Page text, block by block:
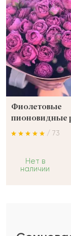
Фиолетовые
пионовидные
/ 73
Нет в
наличии